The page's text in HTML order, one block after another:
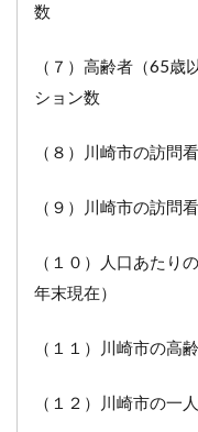
数
（７）高齢者（65歳
ション数
（８）川崎市の訪問
（９）川崎市の訪問
（１０）人口あたり
年末現在）
（１１）川崎市の高
（１２）川崎市の一